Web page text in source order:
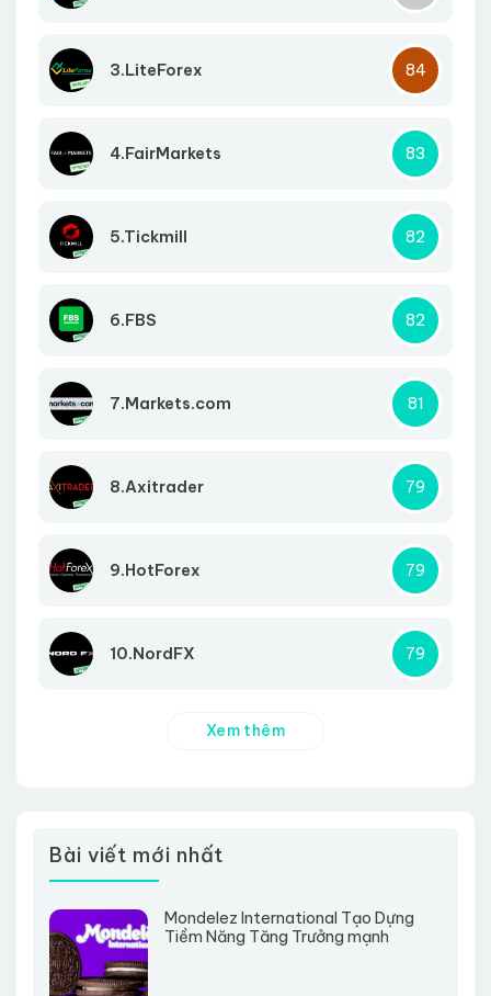
3.LiteForex 84
4.FairMarkets 83
5.Tickmill 82
6.FBS 82
7.Markets.com 81
8.Axitrader 79
9.HotForex 79
10.NordFX 79
Xem thêm
Bài viết mới nhất
Mondelez International Tạo Dựng
Tiềm Năng Tăng Trưởng mạnh